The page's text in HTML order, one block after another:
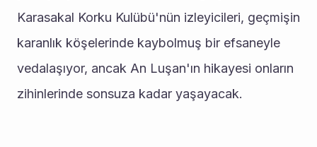
Karasakal Korku Kulübü'nün izleyicileri, geçmişin
karanlık köşelerinde kaybolmuş bir efsaneyle
vedalaşıyor, ancak An Luşan'ın hikayesi onların
zihinlerinde sonsuza kadar yaşayacak.